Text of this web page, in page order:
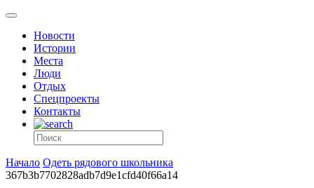
Новости
Истории
Места
Люди
Отдых
Спецпроекты
Контакты
Начало Одеть рядового школьника
367b3b7702828adb7d9e1cfd40f66a14